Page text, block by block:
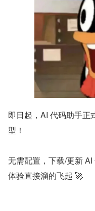
即日起，AI 代码助手正
型！
无需配置，下载/更新
体验直接溜的飞起 🚀